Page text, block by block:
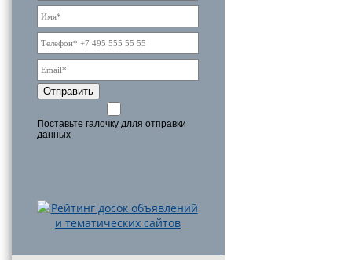
Отправить
Поставьте галочку длля отправки
данных